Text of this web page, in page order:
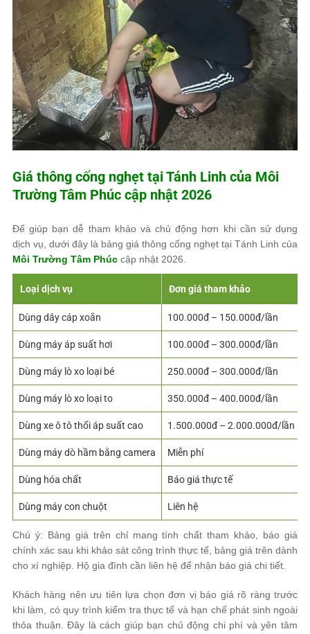
Giá thông cống nghẹt tại Tánh Linh của Môi
Trường Tâm Phúc cập nhật 2026
Để giúp bạn dễ tham khảo và chủ động hơn khi cần sử dụng
dịch vụ, dưới đây là bảng giá thông cống nghẹt tại Tánh Linh của
Môi Trường Tâm Phúc cập nhật 2026.
Loại dịch vụ Đơn giá tham khảo
Dùng dây cáp xoắn 100.000đ – 150.000đ/lần
Dùng máy áp suất hơi 100.000đ – 300.000đ/lần
Dùng máy lò xo loại bé 250.000đ – 300.000đ/lần
Dùng máy lò xo loại to 350.000đ – 400.000đ/lần
Dùng xe ô tô thổi áp suất cao 1.500.000đ – 2.000.000đ/lần
Dùng máy dò hầm bằng camera Miễn phí
Dùng hóa chất Báo giá thực tế
Dùng máy con chuột Liên hệ
Chú ý: Bảng giá trên chỉ mang tính chất tham khảo, báo giá
chính xác sau khi khảo sát công trình thực tế, bảng giá trên dành
cho xí nghiệp. Hộ gia đình cần liên hệ để nhận báo giá chi tiết.
Khách hàng nên ưu tiên lựa chọn đơn vị báo giá rõ ràng trước
khi làm, có quy trình kiểm tra thực tế và hạn chế phát sinh ngoài
thỏa thuận. Đây là cách giúp bạn chủ động chi phí và yên tâm